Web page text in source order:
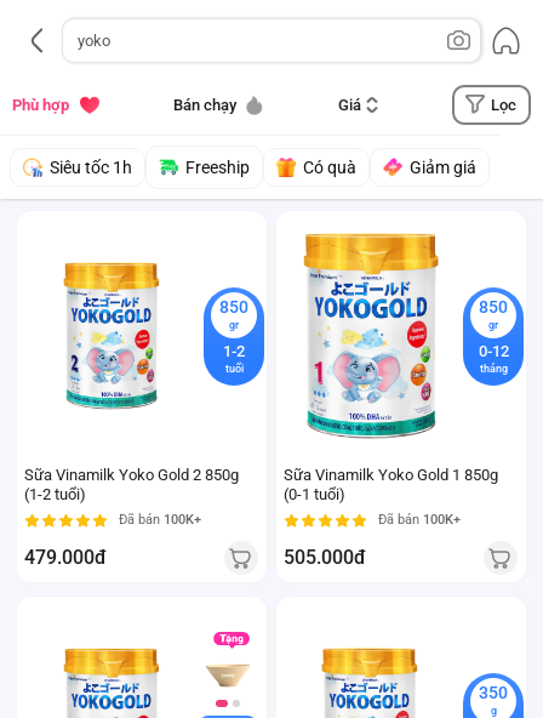
Phù hợp Bán chạy Giá Lọc
Siêu tốc 1h Freeship Có quà Giảm giá
850
gr
1-2
tuổi
Sữa Vinamilk Yoko Gold 2 850g
(1-2 tuổi)
Đã bán 100K+
479.000đ
850
gr
0-12
tháng
Sữa Vinamilk Yoko Gold 1 850g
(0-1 tuổi)
Đã bán 100K+
505.000đ
350
g